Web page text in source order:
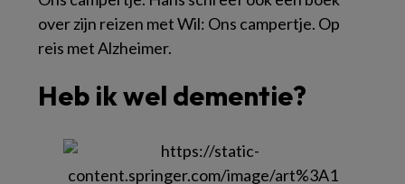
over zijn reizen met Wil: Ons campertje. Op
reis met Alzheimer.
Heb ik wel dementie?